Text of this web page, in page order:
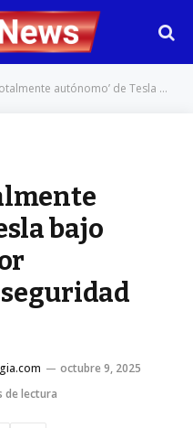
de Tesla bajo investigación por infracciones de seguridad vial
bajo
octubre 9, 2025
de lectura